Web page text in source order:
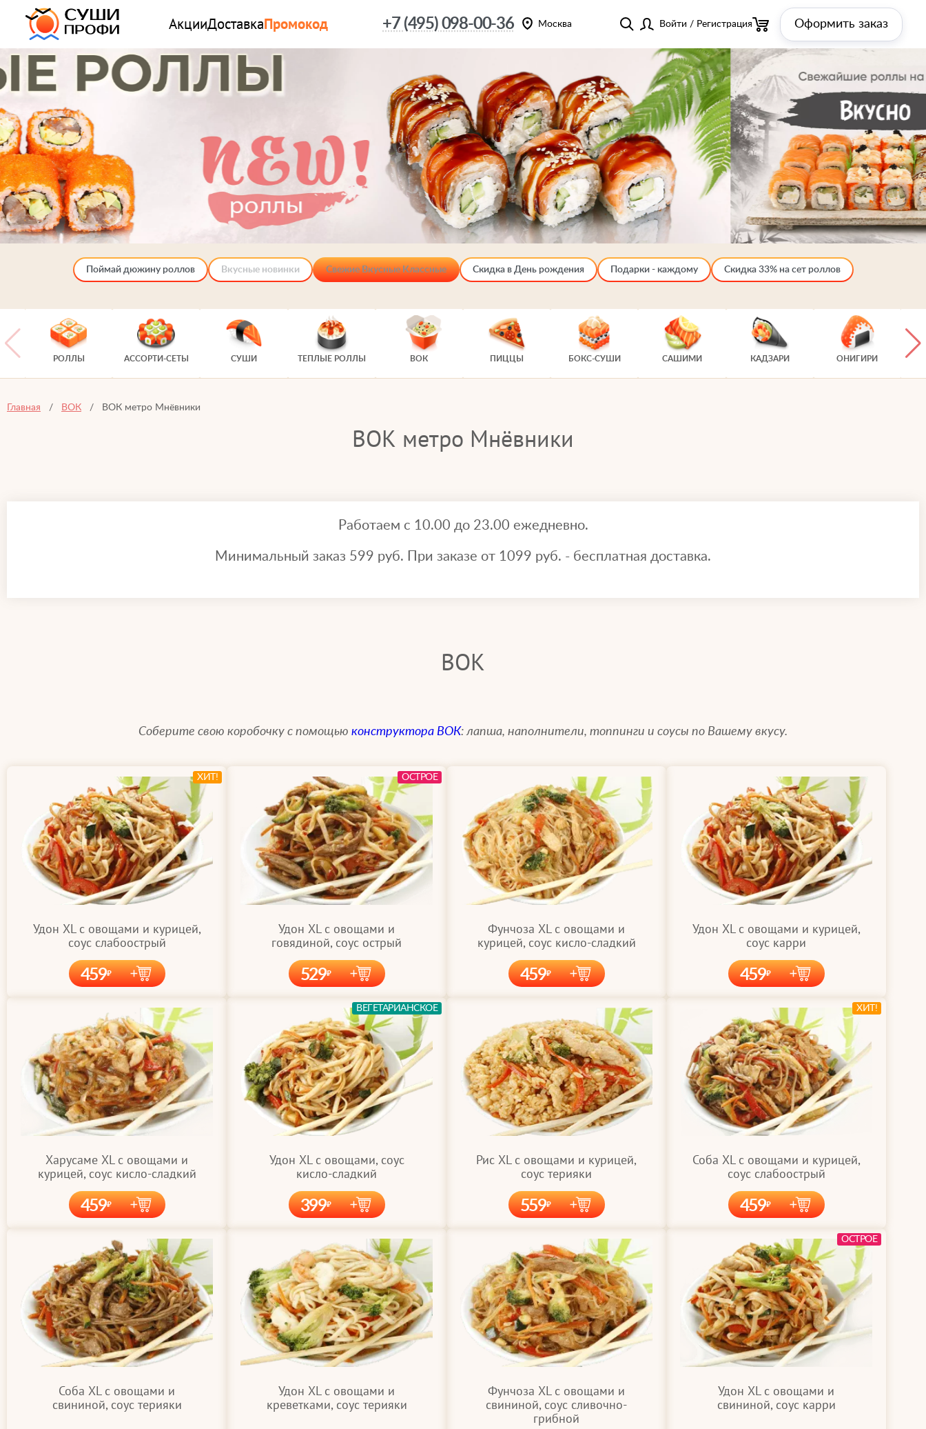
АкцииДоставкаПромокод +7 (495) 098-00-36 Москва Войти / Регистрация Оформить заказ
Поймай дюжину роллов Вкусные новинки Свежие Вкусные Классные Скидка в День рождения Подарки - каждому Скидка 33% на сет роллов
РОЛЛЫ АССОРТИ-СЕТЫ СУШИ ТЕПЛЫЕ РОЛЛЫ ВОК ПИЦЦЫ БОКС-СУШИ САШИМИ КАДЗАРИ ОНИГИРИ
Главная ВОК ВОК метро Мнёвники
ВОК метро Мнёвники
Работаем с 10.00 до 23.00 ежедневно.
Минимальный заказ 599 руб. При заказе от 1099 руб. - бесплатная доставка.
ВОК
Соберите свою коробочку с помощью конструктора ВОК: лапша, наполнители, топпинги и соусы по Вашему вкусу.
Удон XL с овощами и курицей,
соус слабоострый
459
ХИТ!
Удон XL с овощами и
говядиной, соус острый
529
ОСТРОЕ
Фунчоза XL с овощами и
курицей, соус кисло-сладкий
459
Удон XL с овощами и курицей,
соус карри
459
Харусаме XL с овощами и
курицей, соус кисло-сладкий
459
Удон XL с овощами, соус
кисло-сладкий
399
ВЕГЕТАРИАНСКОЕ
Рис XL с овощами и курицей,
соус терияки
559
Соба XL с овощами и курицей,
соус слабоострый
459
ХИТ!
Соба XL с овощами и
свининой, соус терияки
Удон XL с овощами и
креветками, соус терияки
Фунчоза XL с овощами и
свининой, соус сливочно-
грибной
Удон XL с овощами и
свининой, соус карри
ОСТРОЕ